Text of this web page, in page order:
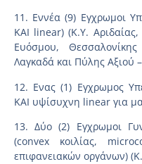
11. Εννέα (9) Εγχρωμοι
ΚΑΙ linear) (Κ.Υ.
Ευόσμου,
Λαγκαδά και Πύλης Αξιού
12. Ενας (1) Εγχρωμος
ΚΑΙ υψίσυχνη linear για
13. Δύο (2) Εγχρωμοι
(convex κοιλίας,
επιφανειακών οργάνων)